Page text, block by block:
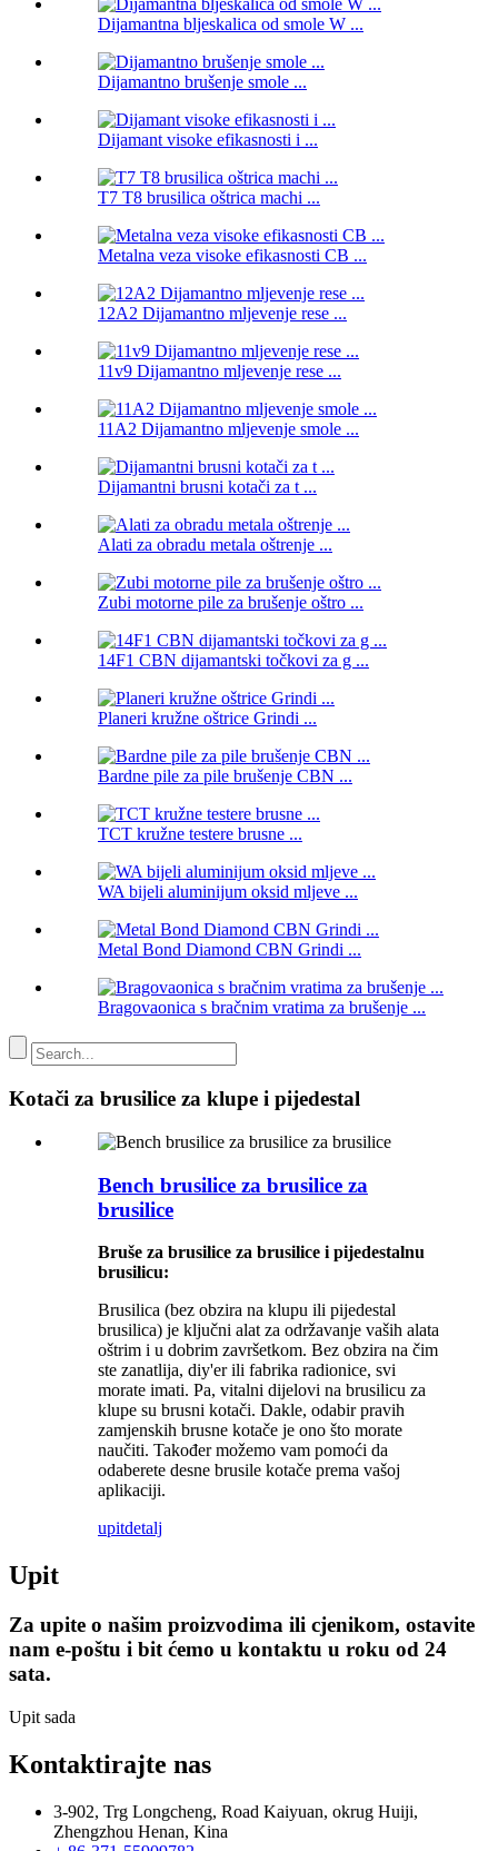
Dijamantna bljeskalica od smole W ...
Dijamantno brušenje smole ...
Dijamant visoke efikasnosti i ...
T7 T8 brusilica oštrica machi ...
Metalna veza visoke efikasnosti CB ...
12A2 Dijamantno mljevenje rese ...
11v9 Dijamantno mljevenje rese ...
11A2 Dijamantno mljevenje smole ...
Dijamantni brusni kotači za t ...
Alati za obradu metala oštrenje ...
Zubi motorne pile za brušenje oštro ...
14F1 CBN dijamantski točkovi za g ...
Planeri kružne oštrice Grindi ...
Bardne pile za pile brušenje CBN ...
TCT kružne testere brusne ...
WA bijeli aluminijum oksid mljeve ...
Metal Bond Diamond CBN Grindi ...
Bragovaonica s bračnim vratima za brušenje ...
Kotači za brusilice za klupe i pijedestal
Bench brusilice za brusilice za
brusilice
Bruše za brusilice za brusilice i pijedestalnu
brusilicu:
Brusilica (bez obzira na klupu ili pijedestal
brusilica) je ključni alat za održavanje vaših alata
oštrim i u dobrim završetkom. Bez obzira na čim
ste zanatlija, diy'er ili fabrika radionice, svi
morate imati. Pa, vitalni dijelovi na brusilicu za
klupe su brusni kotači. Dakle, odabir pravih
zamjenskih brusne kotače je ono što morate
naučiti. Također možemo vam pomoći da
odaberete desne brusile kotače prema vašoj
aplikaciji.
upitdetalj
Upit
Za upite o našim proizvodima ili cjenikom, ostavite
nam e-poštu i bit ćemo u kontaktu u roku od 24
sata.
Upit sada
Kontaktirajte nas
3-902, Trg Longcheng, Road Kaiyuan, okrug Huiji,
Zhengzhou Henan, Kina